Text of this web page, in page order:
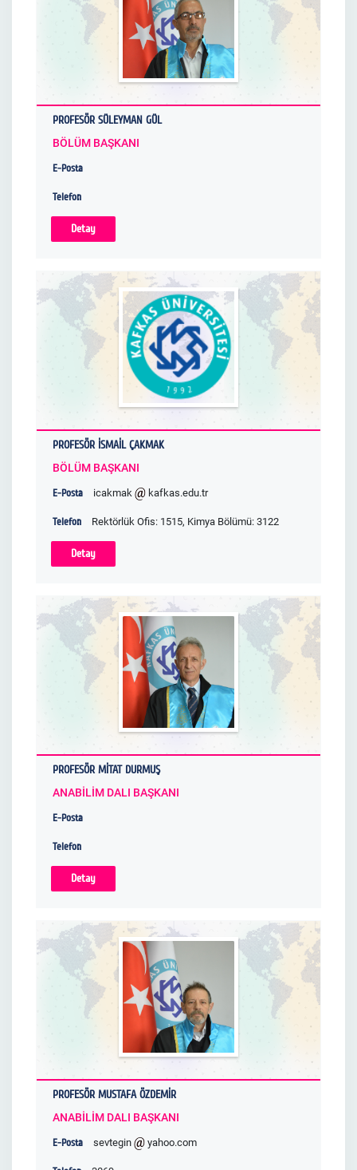
PROFESÖR SÜLEYMAN GÜL
BÖLÜM BAŞKANI
E-Posta
Telefon
Detay
PROFESÖR İSMAİL ÇAKMAK
BÖLÜM BAŞKANI
E-Posta
icakmak kafkas.edu.tr
Telefon Rektörlük Ofis: 1515, Kimya Bölümü: 3122
Detay
PROFESÖR MİTAT DURMUŞ
ANABİLİM DALI BAŞKANI
E-Posta
Telefon
Detay
PROFESÖR MUSTAFA ÖZDEMİR
ANABİLİM DALI BAŞKANI
E-Posta
sevtegin yahoo.com